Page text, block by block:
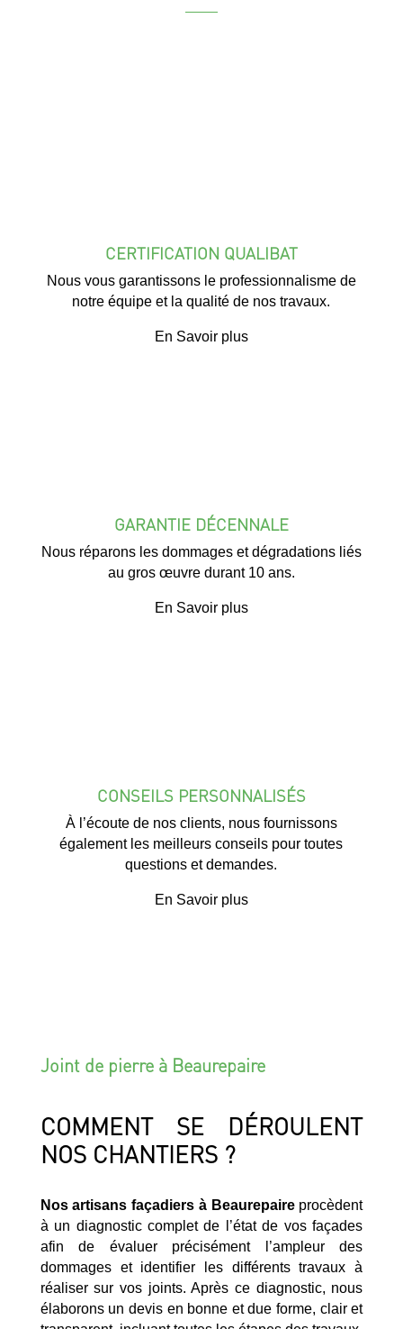
CERTIFICATION QUALIBAT
Nous vous garantissons le professionnalisme de
notre équipe et la qualité de nos travaux.
En Savoir plus
GARANTIE DÉCENNALE
Nous réparons les dommages et dégradations liés
au gros œuvre durant 10 ans.
En Savoir plus
CONSEILS PERSONNALISÉS
À l’écoute de nos clients, nous fournissons
également les meilleurs conseils pour toutes
questions et demandes.
En Savoir plus
Joint de pierre à Beaurepaire
COMMENT SE DÉROULENT
NOS CHANTIERS ?
Nos artisans façadiers à Beaurepaireprocèdent
à un diagnostic complet de l’état de vos façades
afin de évaluer précisément l’ampleur des
dommages et identifier les différents travaux à
réaliser sur vos joints. Après ce diagnostic, nous
élaborons un devis en bonne et due forme, clair et